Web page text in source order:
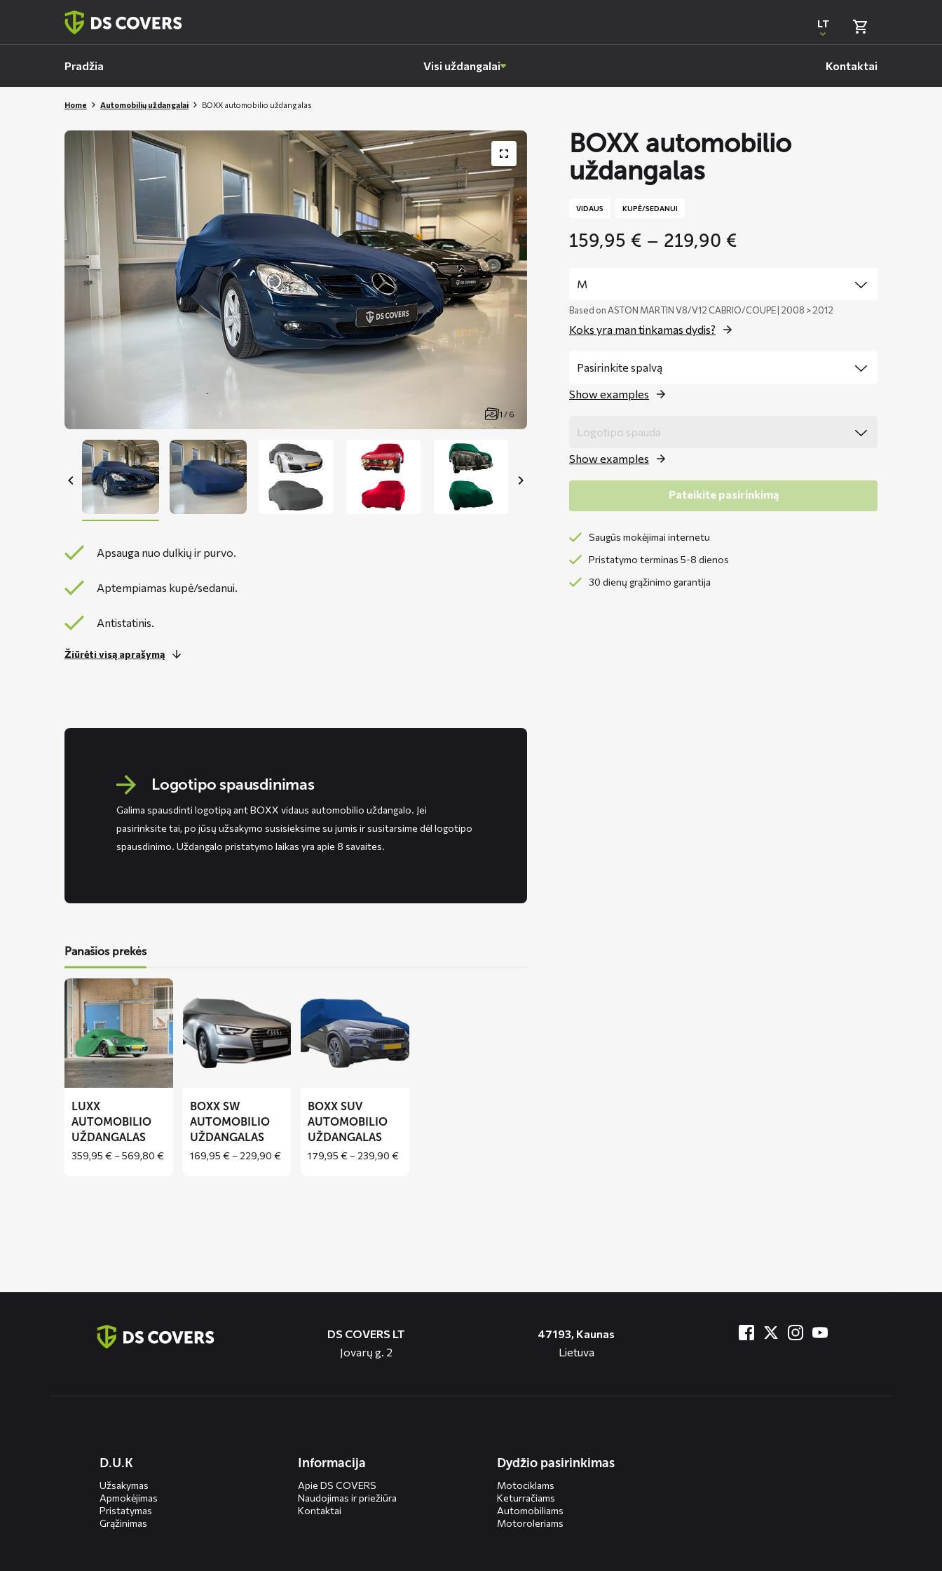
LT
Pradžia Visi uždangalai Kontaktai
Home Automobilių uždangalai BOXX automobilio uždangalas
1 / 6
Apsauga nuo dulkių ir purvo.
Aptempiamas kupė/sedanui.
Antistatinis.
Žiūrėti visą aprašymą
BOXX automobilio
uždangalas
VIDAUS KUPĖ/SEDANUI
159,95 € – 219,90 €Price
219,90 €
Based on ASTON MARTIN V8/V12 CABRIO/COUPE | 2008 > 2012
Koks yra man tinkamas dydis?
Show examples
Show examples
Pateikite pasirinkimą
Saugūs mokėjimai internetu
Pristatymo terminas 5-8 dienos
30 dienų grąžinimo garantija
Logotipo spausdinimas
Galima spausdinti logotipą ant BOXX vidaus automobilio uždangalo. Jei
pasirinksite tai, po jūsų užsakymo susisieksime su jumis ir susitarsime dėl logotipo
spausdinimo. Uždangalo pristatymo laikas yra apie 8 savaites.
Panašios prekės
Lees
meer
over
LUXX
automobilio
uždangalas
LUXX
AUTOMOBILIO
UŽDANGALAS
359,95 €–569,80 €Price
meer
over
BOXX
SW
BOXX SW
AUTOMOBILIO
UŽDANGALAS
169,95 € – 229,90 €Price
meer
over
BOXX
BOXX SUV
AUTOMOBILIO
UŽDANGALAS
179,95 €– 239,90 €Price
DS COVERS LT
Jovarų g. 2
47193, Kaunas
Lietuva
D.U.K
Užsakymas
Apmokėjimas
Pristatymas
Grąžinimas
Informacija
Apie DS COVERS
Naudojimas ir priežiūra
Kontaktai
Dydžio pasirinkimas
Motociklams
Keturračiams
Automobiliams
Motoroleriams